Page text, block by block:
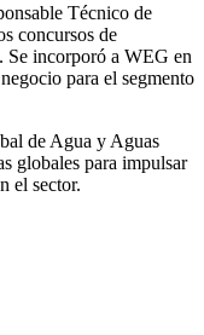
Técnico de
concursos de
incorporó a WEG en
para el segmento
de Agua y Aguas
globales para impulsar
el sector.